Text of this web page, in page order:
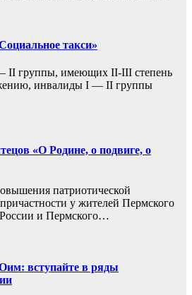
такси»
II группы, имеющих II-III степень
инвалиды I — II группы
«О Родине, о подвиге, о
патриотической
у жителей Пермского
и Пермского…
вступайте в ряды